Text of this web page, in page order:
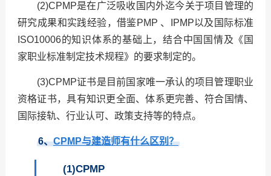
(2)CPMP是在广泛吸收国内外迄今关于项目管理的
研究成果和实践经验，借鉴PMP 、IPMP以及国际标准
ISO10006的知识体系的基础上，结合中国国情及《国
家职业标准制定技术规程》的要求制定的。
(3)CPMP证书是目前国家唯一承认的项目管理职业
资格证书，具有知识更全面、体系更完善、符合国情、
国际接轨、行业认可、政策支持等的特点。
6、CPMP与建造师有什么区别？
(1)CPMP